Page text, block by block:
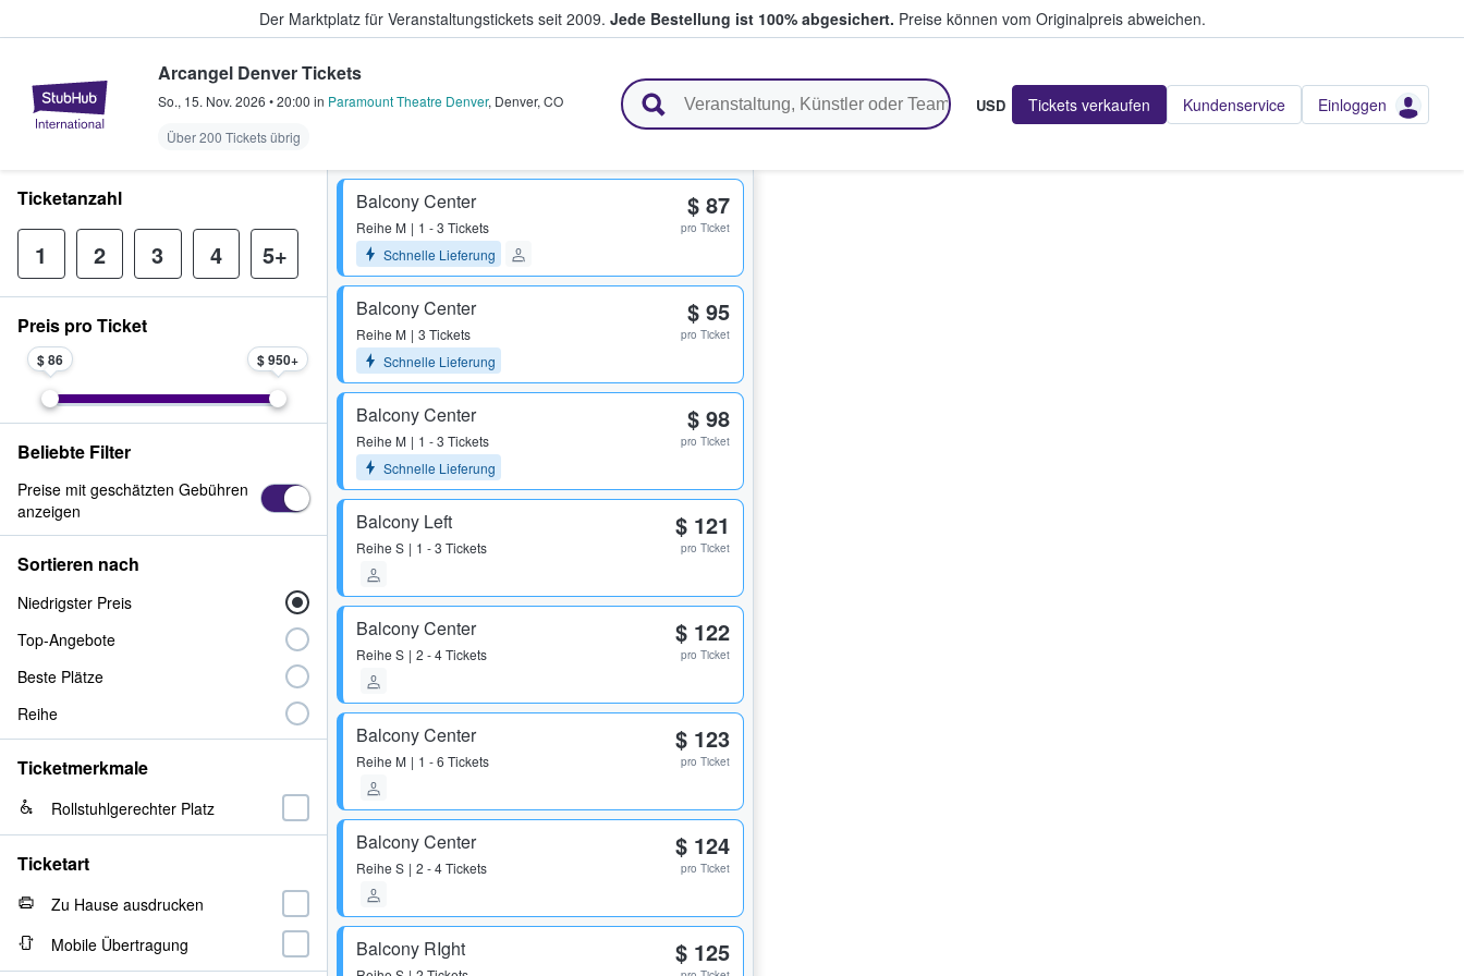
Der Marktplatz für Veranstaltungstickets seit 2009. Jede Bestellung ist 100% abgesichert. Preise können vom Originalpreis abweichen.
StubHub - Wo Fans Tickets kaufen & verkaufen
Arcangel Denver Tickets
So., 15. Nov. 2026 •20:00 in Paramount Theatre Denver, Denver, CO
Über 200 Tickets übrig
USD Tickets verkaufen Kundenservice Einloggen
Balcony Center
Reihe M
1 - 3 Tickets
Schnelle Lieferung
$ 87
pro Ticket
Balcony Center
Reihe M
3 Tickets
Schnelle Lieferung
$ 95
pro Ticket
Balcony Center
Reihe M
1 - 3 Tickets
Schnelle Lieferung
$ 98
pro Ticket
Balcony Left
Reihe S 1 - 3 Tickets
$ 121
pro Ticket
Balcony Center
Reihe S 2 - 4 Tickets
$ 122
pro Ticket
Balcony Center
Reihe M 1 - 6 Tickets
$ 123
pro Ticket
Balcony Center
Reihe S 2 - 4 Tickets
$ 124
pro Ticket
Balcony RIght $ 125
Ticketanzahl
1 2 3 4 5+
Preis pro Ticket
$ 86 $ 950
Beliebte Filter
Preise mit geschätzten Gebühren
anzeigen
Sortieren nach
Niedrigster Preis
Top-Angebote
Beste Plätze
Reihe
Ticketmerkmale
Rollstuhlgerechter Platz
Ticketart
Zu Hause ausdrucken
Mobile Übertragung